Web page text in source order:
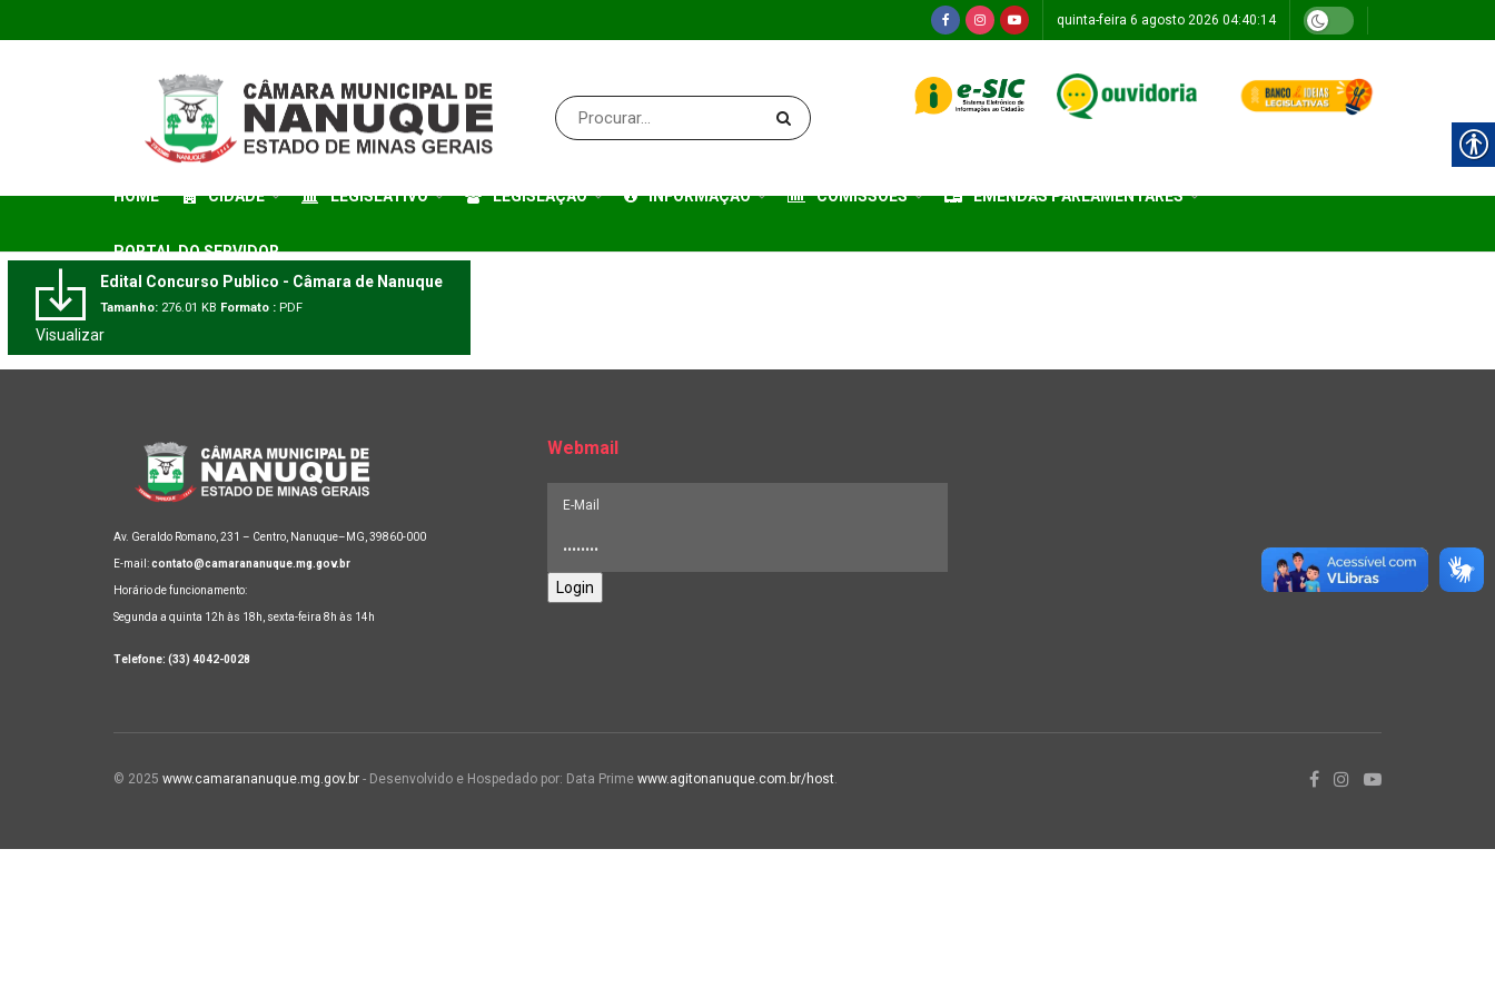
quinta-feira 6 agosto 2026 04:40:14
HOME CIDADE LEGISLATIVO LEGISLAÇÃO INFORMAÇÃO COMISSÕES EMENDAS PARLAMENTARES
PORTAL DO SERVIDOR
Edital Concurso Publico - Câmara de Nanuque
Tamanho: 276.01 KB Formato : PDF
Visualizar
Av. Geraldo Romano, 231 – Centro, Nanuque–MG, 39860-000
E-mail:contato@camarananuque.mg.gov.br
Horário de funcionamento:
Segunda a quinta 12h às 18h, sexta-feira 8h às 14h
Telefone: (33) 4042-0028
Webmail
Login
© 2025 www.camarananuque.mg.gov.br - Desenvolvido e Hospedado por: Data Prime www.agitonanuque.com.br/host.